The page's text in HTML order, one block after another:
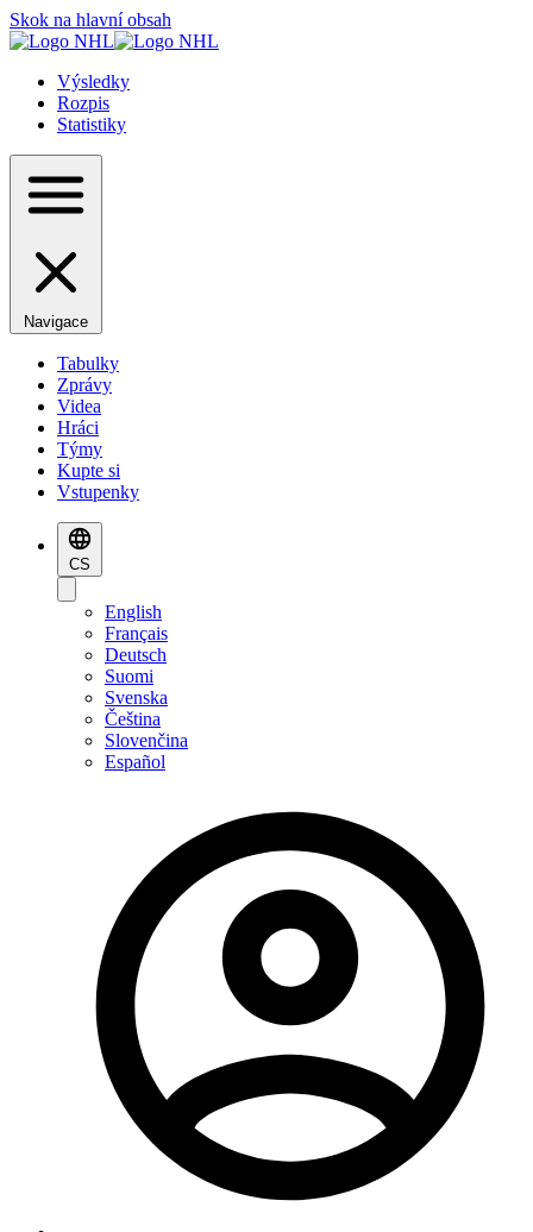
Skok na hlavní obsah
Výsledky
Rozpis
Statistiky
Navigace
Tabulky
Zprávy
Videa
Hráci
Týmy
Kupte si
Vstupenky
CS
English
Français
Deutsch
Suomi
Svenska
Čeština
Slovenčina
Español